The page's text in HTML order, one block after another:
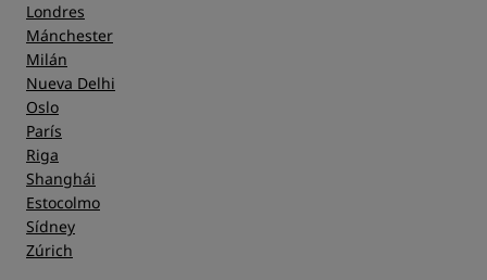
Londres
Mánchester
Milán
Nueva Delhi
Oslo
París
Riga
Shanghái
Estocolmo
Sídney
Zúrich